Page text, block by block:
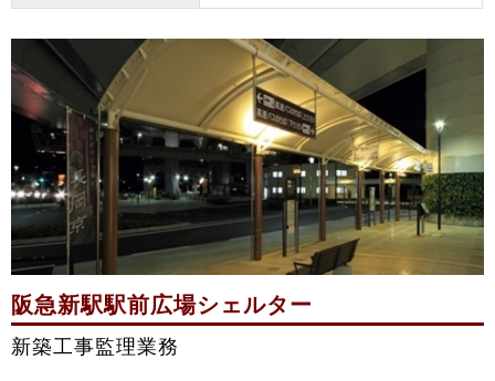
阪急新駅駅前広場シェルター
新築工事監理業務